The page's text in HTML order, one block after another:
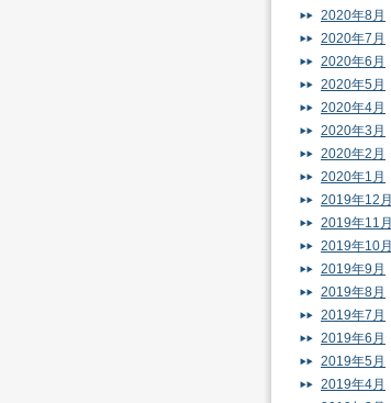
2020年8月
2020年7月
2020年6月
2020年5月
2020年4月
2020年3月
2020年2月
2020年1月
2019年12月
2019年11月
2019年10月
2019年9月
2019年8月
2019年7月
2019年6月
2019年5月
2019年4月